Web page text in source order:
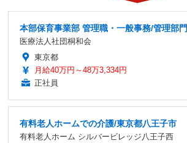
本部保育事業部 管理職・一般事務/管理部門
医療法人社団桐和会
東京都
月給40万円～48万3,334円
正社員
有料老人ホームでの介護/東京都八王子市
有料老人ホーム シルバービレッジ八王子西